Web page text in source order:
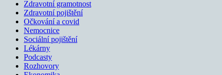
Zdravotní gramotnost
Zdravotní pojištění
Očkování a covid
Nemocnice
Sociální pojištění
Lékárny
Podcasty
Rozhovory